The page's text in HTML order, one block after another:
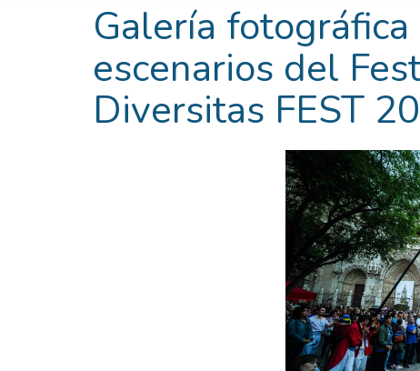
Galería
escenarios del
Diversitas FEST